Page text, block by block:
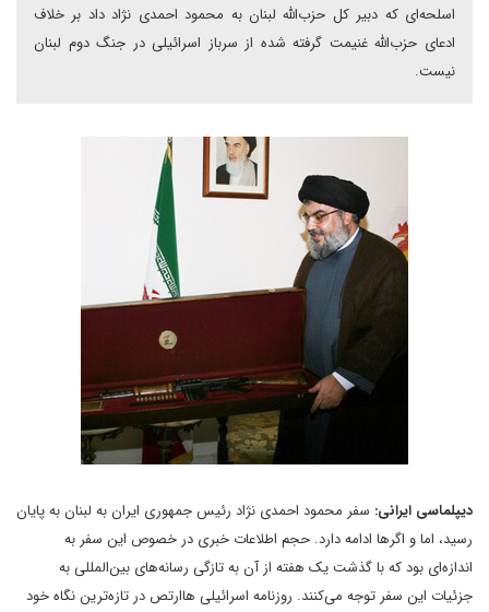
اسلحه‌اى که دبير کل حزب‌الله لبنان به محمود احمدى نژاد داد بر خلاف
ادعاى حزب‌الله غنيمت گرفته شده از سرباز اسرائيلى در جنگ دوم لبنان
نيست.
ديپلماسى ايرانى: سفر محمود احمدى نژاد رئيس جمهورى ايران به لبنان به پايان
رسيد، اما و اگرها ادامه دارد. حجم اطلاعات خبرى در خصوص اين سفر به
اندازه‌اى بود که با گذشت يک هفته از آن به تاز‌گى رسانه‌هاى بين‌المللى به
جزئيات اين سفر توجه مى‌کنند. روزنامه اسرائيلى هاارتص در تازه‌ترين نگاه خود